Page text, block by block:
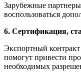
Зарубежные
воспользоваться
6. Сертификация,
Экспортный
помогут привести
необходимых